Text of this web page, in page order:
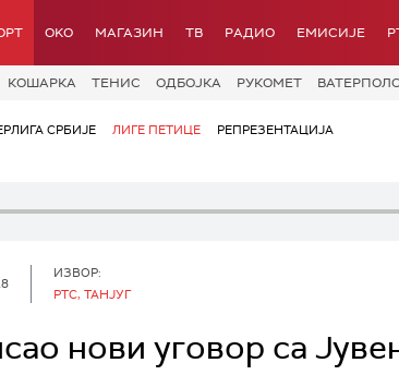
OKO МАГАЗИН ТВ РАДИО ЕМИСИЈЕ
КОШАРКА ТЕНИС ОДБОЈКА РУКОМЕТ
СРБИЈЕ ЛИГЕ ПЕТИЦЕ РЕПРЕЗЕНТАЦИЈА
ИЗВОР:
РТС, ТАНЈУГ
нови уговор са